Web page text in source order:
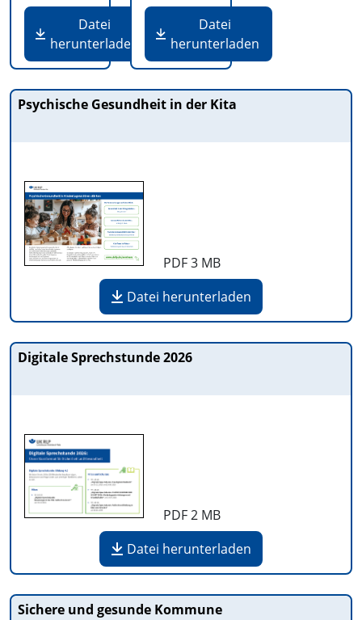
Datei
herunterladen
Datei
herunterladen
Psychische Gesundheit in der Kita
PDF3 MB
Datei herunterladen
Digitale Sprechstunde 2026
PDF2 MB
Datei herunterladen
Sichere und gesunde Kommune